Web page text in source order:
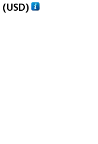
(USD)